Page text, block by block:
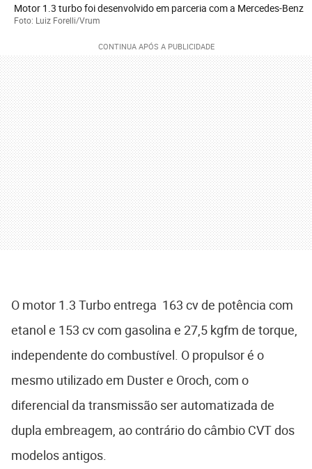
Motor 1.3 turbo foi desenvolvido em parceria com a Mercedes-Benz
Foto: Luiz Forelli/Vrum
O motor 1.3 Turbo entrega 163 cv de potência com
etanol e 153 cv com gasolina e 27,5 kgfm de torque,
independente do combustível. O propulsor é o
mesmo utilizado em Duster e Oroch, com o
diferencial da transmissão ser automatizada de
dupla embreagem, ao contrário do câmbio CVT dos
modelos antigos.